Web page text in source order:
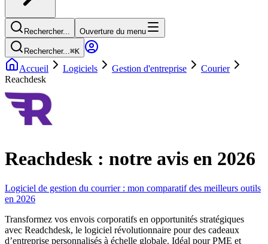
Rechercher... Ouverture du menu
Rechercher...⌘K
Accueil Logiciels Gestion d'entreprise
Courier
Reachdesk
Reachdesk : notre avis en 2026
Logiciel de gestion du courrier : mon comparatif des meilleurs outils
en 2026
Transformez vos envois corporatifs en opportunités stratégiques
avec Readchdesk, le logiciel révolutionnaire pour des cadeaux
d’entreprise personnalisés à échelle globale. Idéal pour PME et